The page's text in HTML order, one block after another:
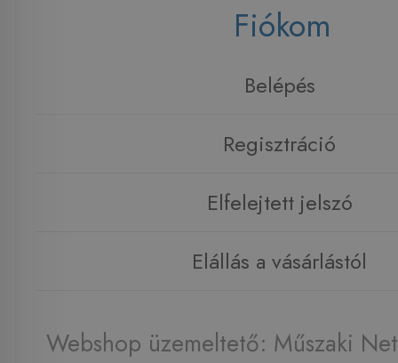
Fiókom
Belépés
Regisztráció
Elfelejtett jelszó
Elállás a vásárlástól
Webshop üzemeltető: Műszaki